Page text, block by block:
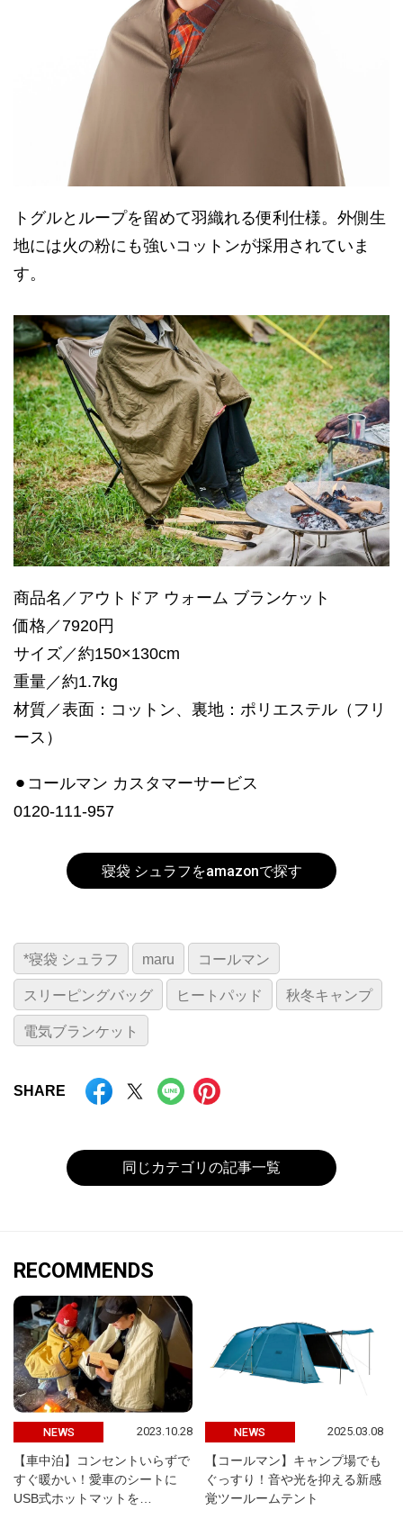
トグルとループを留めて羽織れる便利仕様。外側生
地には火の粉にも強いコットンが採用されていま
す。
商品名／アウトドア ウォーム ブランケット
価格／7920円
サイズ／約150×130cm
重量／約1.7kg
材質／表面：コットン、裏地：ポリエステル（フリ
ース）
⚫︎コールマン カスタマーサービス
0120-111-957
寝袋 シュラフをamazonで探す
*寝袋 シュラフ maru コールマン
スリーピングバッグ ヒートパッド 秋冬キャンプ
電気ブランケット
SHARE
同じカテゴリの記事一覧
RECOMMENDS
NEWS 2023.10.28
【車中泊】コンセントいらずで
すぐ暖かい！愛車のシートに
USB式ホットマットを…
NEWS 2025.03.08
【コールマン】キャンプ場でも
ぐっすり！音や光を抑える新感
覚ツールームテント